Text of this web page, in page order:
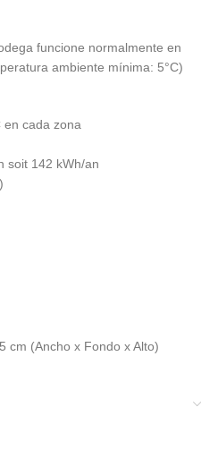
funcione normalmente en
ambiente mínima: 5°C)
en cada zona
soit 142 kWh/an
cm (Ancho x Fondo x Alto)